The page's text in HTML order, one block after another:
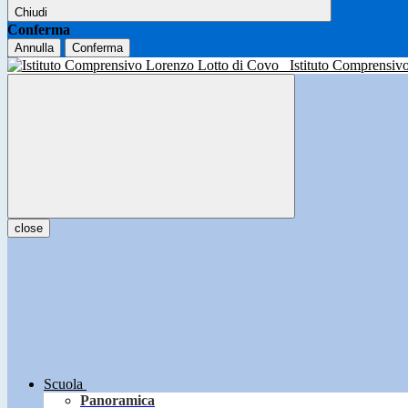
Chiudi
Conferma
Annulla Conferma
Istituto
close
Scuola
Panoramica